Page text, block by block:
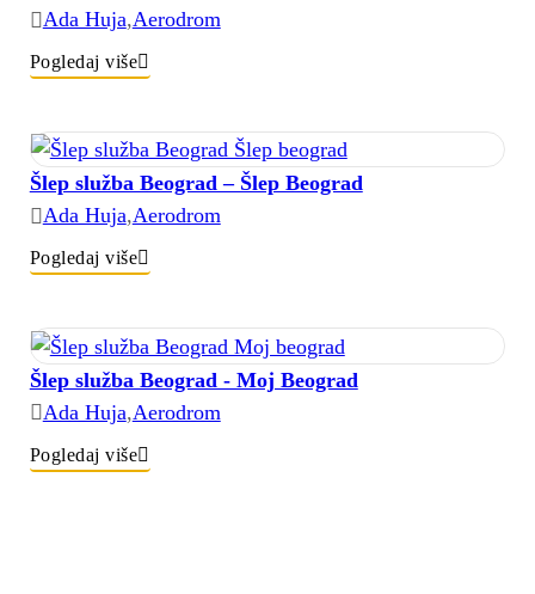
Ada Huja,Aerodrom
Pogledaj više
Šlep služba Beograd – Šlep Beograd
Ada Huja,Aerodrom
Pogledaj više
Šlep služba Beograd - Moj Beograd
Ada Huja,Aerodrom
Pogledaj više